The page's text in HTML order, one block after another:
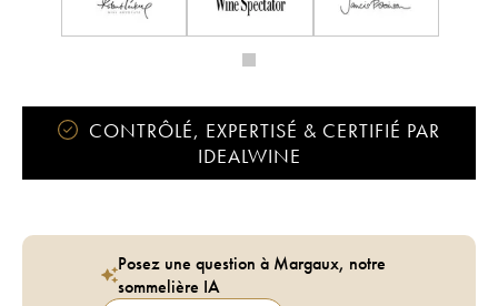
CONTRÔLÉ, EXPERTISÉ & CERTIFIÉ PAR
IDEALWINE
Posez une question à Margaux, notre
sommelière IA